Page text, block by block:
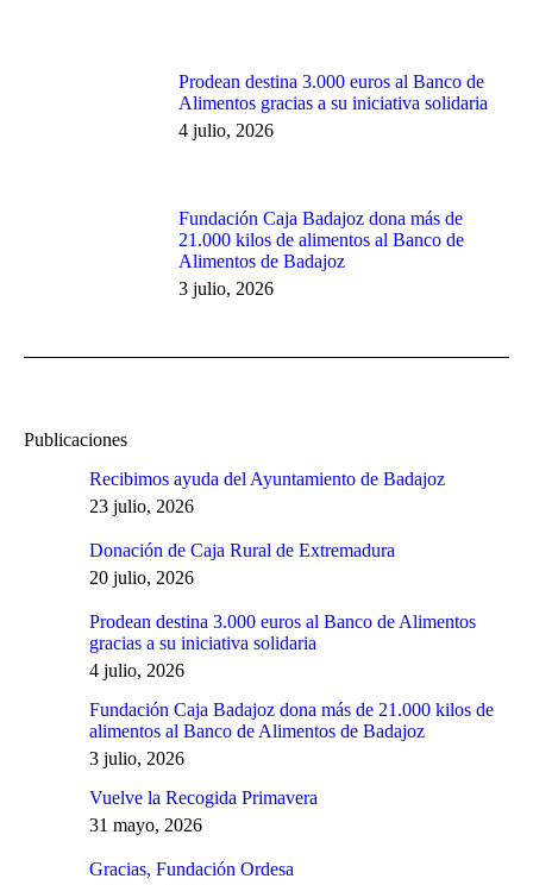
Prodean destina 3.000 euros al Banco de
Alimentos gracias a su iniciativa solidaria
4 julio, 2026
Fundación Caja Badajoz dona más de
21.000 kilos de alimentos al Banco de
Alimentos de Badajoz
3 julio, 2026
Publicaciones
Recibimos ayuda del Ayuntamiento de Badajoz
23 julio, 2026
Donación de Caja Rural de Extremadura
20 julio, 2026
Prodean destina 3.000 euros al Banco de Alimentos
gracias a su iniciativa solidaria
4 julio, 2026
Fundación Caja Badajoz dona más de 21.000 kilos de
alimentos al Banco de Alimentos de Badajoz
3 julio, 2026
Vuelve la Recogida Primavera
31 mayo, 2026
Gracias, Fundación Ordesa